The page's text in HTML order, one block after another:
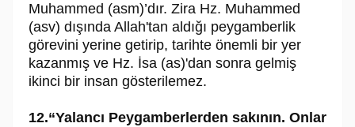
Muhammed (asm)’dır. Zira Hz. Muhammed
(asv) dışında Allah'tan aldığı peygamberlik
görevini yerine getirip, tarihte önemli bir yer
kazanmış ve Hz. İsa (as)'dan sonra gelmiş
ikinci bir insan gösterilemez.
12.“Yalancı Peygamberlerden sakının. Onlar